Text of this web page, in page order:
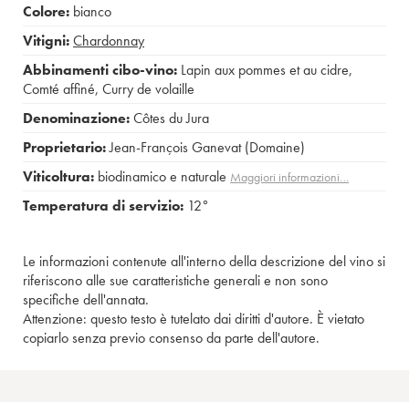
Colore: bianco
Vitigni:Chardonnay
Abbinamenti cibo-vino: Lapin aux pommes et au cidre,
Comté affiné, Curry de volaille
Denominazione:Côtes du Jura
Proprietario:Jean-François Ganevat (Domaine)
Viticoltura: biodinamico e naturale Maggiori informazioni…
Temperatura di servizio: 12°
Le informazioni contenute all'interno della descrizione del vino si
riferiscono alle sue caratteristiche generali e non sono
specifiche dell'annata.
Attenzione: questo testo è tutelato dai diritti d'autore. È vietato
copiarlo senza previo consenso da parte dell'autore.